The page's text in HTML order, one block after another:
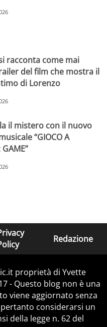
racconta come mai
del film che mostra il
di Lorenzo
il mistero con il nuovo
“GIOCO A
Redazione
proprietà di Yvette
- Questo blog non è una
viene aggiornato senza
considerarsi un
della legge n. 62 del